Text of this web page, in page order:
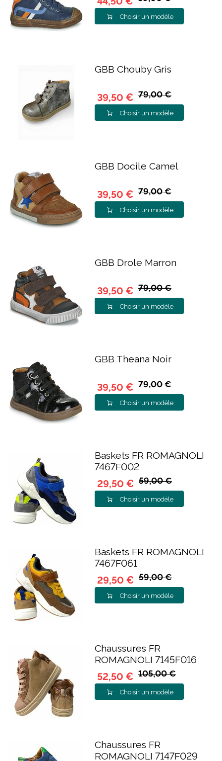
Choisir un modèle
GBB Chouby Gris
39,50 € 79,00 €
Choisir un modèle
GBB Docile Camel
39,50 € 79,00 €
Choisir un modèle
GBB Drole Marron
39,50 € 79,00 €
Choisir un modèle
GBB Theana Noir
39,50 € 79,00 €
Choisir un modèle
Baskets FR ROMAGNOLI
7467F002
29,50 € 59,00 €
Choisir un modèle
Baskets FR ROMAGNOLI
7467F061
29,50 € 59,00 €
Choisir un modèle
Chaussures FR
ROMAGNOLI 7145F016
52,50 € 105,00 €
Choisir un modèle
Chaussures FR
ROMAGNOLI 7147F029